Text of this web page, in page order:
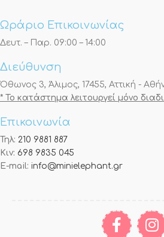
Ωράριο Επικοινωνίας
Δευτ. – Παρ. 09:00 – 14:00
Διεύθυνση
Όθωνος 3, Άλιμος, 17455, Αττική -
* Το κατάστημα λειτουργεί μόνο
Επικοινωνία
Τηλ: 210 9881 887
Κιν: 698 9835 045
E-mail: info@minielephant.gr